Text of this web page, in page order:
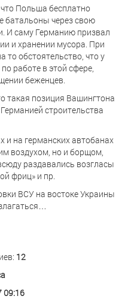
Польша бесплатно
батальоны через свою
И саму Германию призвал
и хранении мусора. При
то обстоятельство, что у
работе в этой сфере,
беженцев.
такая позиция Вашингтона
строительства
и на германских автобанах
воздухом, но и борщом,
раздавались возгласы
фриц» и пр.
ВСУ на востоке Украины
12
09:16